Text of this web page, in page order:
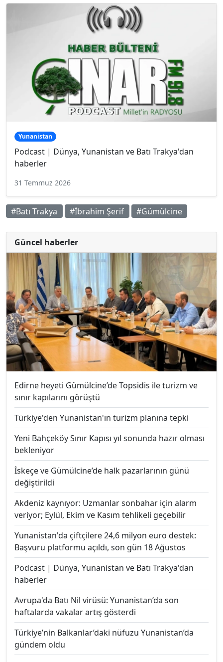
Yunanistan
Podcast | Dünya, Yunanistan ve Batı Trakya'dan
haberler
31 Temmuz 2026
#Batı Trakya #İbrahim Şerif #Gümülcine
Güncel haberler
Edirne heyeti Gümülcine’de Topsidis ile turizm ve
sınır kapılarını görüştü
Türkiye'den Yunanistan'ın turizm planına tepki
Yeni Bahçeköy Sınır Kapısı yıl sonunda hazır olması
bekleniyor
İskeçe ve Gümülcine’de halk pazarlarının günü
değiştirildi
Akdeniz kaynıyor: Uzmanlar sonbahar için alarm
veriyor; Eylül, Ekim ve Kasım tehlikeli geçebilir
Yunanistan'da çiftçilere 24,6 milyon euro destek:
Başvuru platformu açıldı, son gün 18 Ağustos
Podcast | Dünya, Yunanistan ve Batı Trakya'dan
haberler
Avrupa'da Batı Nil virüsü: Yunanistan’da son
haftalarda vakalar artış gösterdi
Türkiye’nin Balkanlar’daki nüfuzu Yunanistan’da
gündem oldu